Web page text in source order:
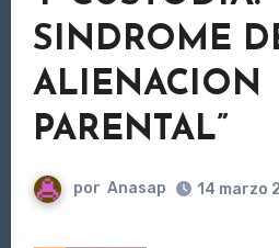
SINDROME
ALIENACION
PARENTAL”
por Anasap 14 marzo